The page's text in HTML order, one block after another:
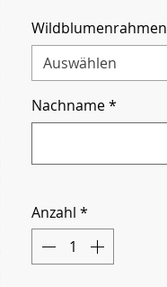
Wildblumenrahmen
Auswählen
Nachname*
Anzahl *